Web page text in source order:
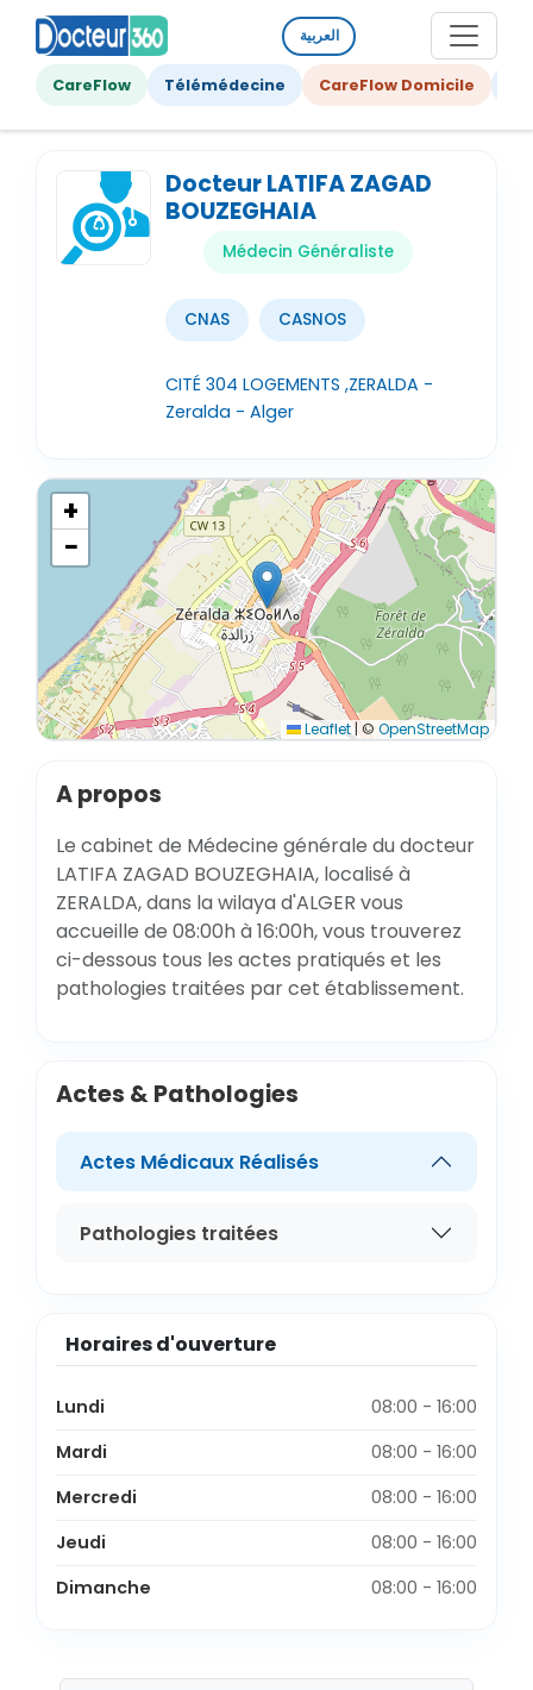
العربية
CareFlow Télémédecine CareFlow Domicile
Docteur LATIFA ZAGAD
BOUZEGHAIA
Médecin Généraliste
CNAS CASNOS
CITÉ 304 LOGEMENTS ,ZERALDA -
Zeralda - Alger
+
−
Leaflet |© OpenStreetMap
A propos
Le cabinet de Médecine générale du docteur
LATIFA ZAGAD BOUZEGHAIA, localisé à
ZERALDA, dans la wilaya d'ALGER vous
accueille de 08:00h à 16:00h, vous trouverez
ci-dessous tous les actes pratiqués et les
pathologies traitées par cet établissement.
Actes & Pathologies
Actes Médicaux Réalisés
Pathologies traitées
Horaires d'ouverture
Lundi
08:00 - 16:00
Mardi
08:00 - 16:00
Mercredi
08:00 - 16:00
Jeudi
08:00 - 16:00
Dimanche
08:00 - 16:00